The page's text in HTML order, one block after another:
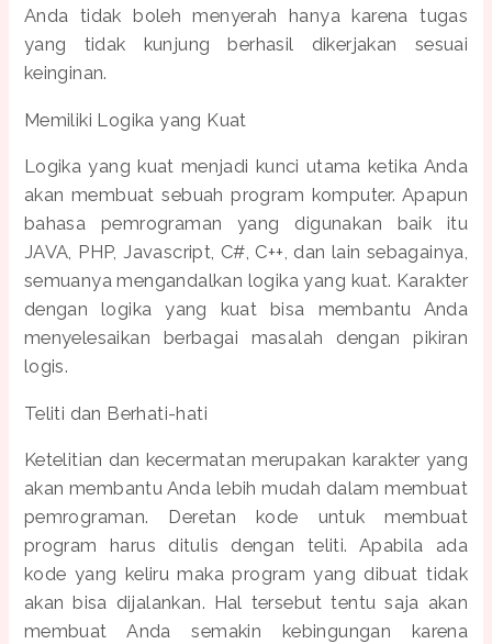
Anda tidak boleh menyerah hanya karena tugas
yang tidak kunjung berhasil dikerjakan sesuai
keinginan.
Memiliki Logika yang Kuat
Logika yang kuat menjadi kunci utama ketika Anda
akan membuat sebuah program komputer. Apapun
bahasa pemrograman yang digunakan baik itu
JAVA, PHP, Javascript, C#, C++, dan lain sebagainya,
semuanya mengandalkan logika yang kuat. Karakter
dengan logika yang kuat bisa membantu Anda
menyelesaikan berbagai masalah dengan pikiran
logis.
Teliti dan Berhati-hati
Ketelitian dan kecermatan merupakan karakter yang
akan membantu Anda lebih mudah dalam membuat
pemrograman. Deretan kode untuk membuat
program harus ditulis dengan teliti. Apabila ada
kode yang keliru maka program yang dibuat tidak
akan bisa dijalankan. Hal tersebut tentu saja akan
membuat Anda semakin kebingungan karena